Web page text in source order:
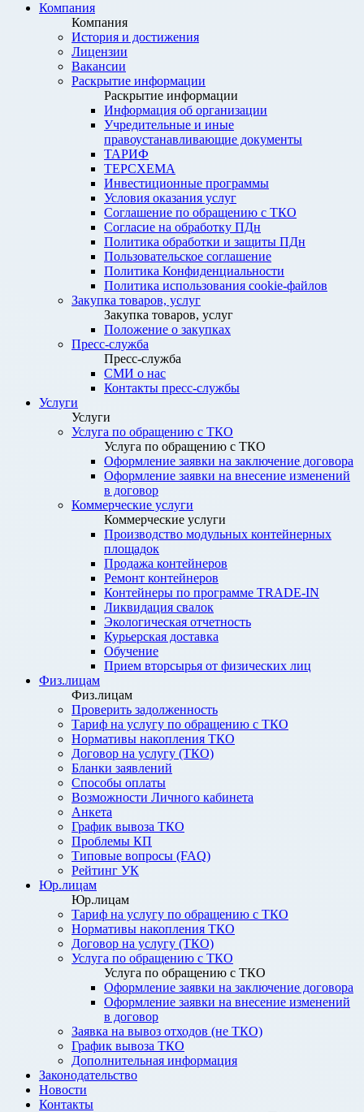
Компания
Компания
История и достижения
Лицензии
Вакансии
Раскрытие информации
Раскрытие информации
Информация об организации
Учредительные и иные
правоустанавливающие документы
ТАРИФ
ТЕРСХЕМА
Инвестиционные программы
Условия оказания услуг
Соглашение по обращению с ТКО
Согласие на обработку ПДн
Политика обработки и защиты ПДн
Пользовательское соглашение
Политика Конфиденциальности
Политика использования cookie-файлов
Закупка товаров, услуг
Закупка товаров, услуг
Положение о закупках
Пресс-служба
Пресс-служба
СМИ о нас
Контакты пресс-службы
Услуги
Услуги
Услуга по обращению с ТКО
Услуга по обращению с ТКО
Оформление заявки на заключение договора
Оформление заявки на внесение изменений
в договор
Коммерческие услуги
Коммерческие услуги
Производство модульных контейнерных
площадок
Продажа контейнеров
Ремонт контейнеров
Контейнеры по программе TRADE-IN
Ликвидация свалок
Экологическая отчетность
Курьерская доставка
Обучение
Прием вторсырья от физических лиц
Физ.лицам
Физ.лицам
Проверить задолженность
Тариф на услугу по обращению с ТКО
Нормативы накопления ТКО
Договор на услугу (ТКО)
Бланки заявлений
Способы оплаты
Возможности Личного кабинета
Анкета
График вывоза ТКО
Проблемы КП
Типовые вопросы (FAQ)
Рейтинг УК
Юр.лицам
Юр.лицам
Тариф на услугу по обращению с ТКО
Нормативы накопления ТКО
Договор на услугу (ТКО)
Услуга по обращению с ТКО
Услуга по обращению с ТКО
Оформление заявки на заключение договора
Оформление заявки на внесение изменений
в договор
Заявка на вывоз отходов (не ТКО)
График вывоза ТКО
Дополнительная информация
Законодательство
Новости
Контакты